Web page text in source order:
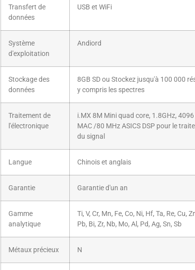
Transfert de
données
USB et WiFi
Système
d'exploitation
Andiord
Stockage des
données
8GB SD ou Stockez jusqu'à 100 000
y compris les spectres
Traitement de
l'électronique
i.MX 8M Mini quad core, 1.8GHz,
MAC /80 MHz ASICS DSP pour le
du signal
Langue Chinois et anglais
Garantie Garantie d'un an
Gamme
analytique
Ti, V, Cr, Mn, Fe, Co, Ni, Hf, Ta, Re, Cu,
Pb, Bi, Zr, Nb, Mo, Al, Pd, Ag, Sn, Sb
Métaux précieux N